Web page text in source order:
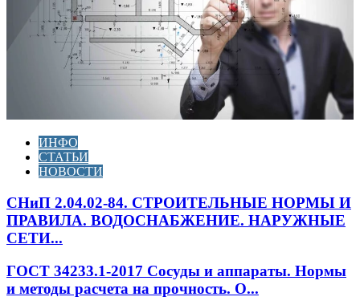
ИНФО
СТАТЬИ
НОВОСТИ
СНиП 2.04.02-84. СТРОИТЕЛЬНЫЕ НОРМЫ И
ПРАВИЛА. ВОДОСНАБЖЕНИЕ. НАРУЖНЫЕ
СЕТИ...
ГОСТ 34233.1-2017 Сосуды и аппараты. Нормы
и методы расчета на прочность. О...